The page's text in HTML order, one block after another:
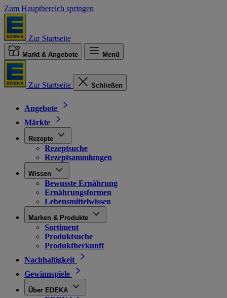
Zum Hauptbereich springen
Zur Startseite
Markt & Angebote Menü
Zur Startseite Schließen
Angebote
Märkte
Rezepte
Rezeptsuche
Rezeptsammlungen
Wissen
Bewusste Ernährung
Ernährungsformen
Lebensmittelwissen
Marken & Produkte
Sortiment
Produktsuche
Produktherkunft
Nachhaltigkeit
Gewinnspiele
Über EDEKA